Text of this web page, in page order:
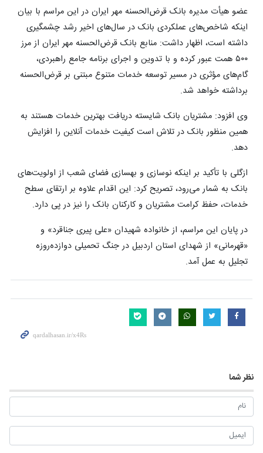
عضو هیأت مدیره بانک قرض‌الحسنه مهر ایران در این مراسم با بیان
اینکه شاخص‌های عملکردی بانک در سال‌های اخیر رشد چشمگیری
داشته است، اظهار داشت: منابع بانک قرض‌الحسنه مهر ایران از مرز
۵۰۰ همت عبور کرده و با تدوین و اجرای برنامه جامع راهبردی،
گام‌های مؤثری در مسیر توسعه خدمات متنوع مبتنی بر قرض‌الحسنه
برداشته خواهد شد.
وی افزود: مشتریان بانک شایسته دریافت بهترین خدمات هستند به
همین منظور بانک در تلاش است کیفیت خدمات آنلاین را افزایش
دهد.
ازگلی با تأکید بر اینکه نوسازی و بهسازی فضای شعب از اولویت‌های
بانک به شمار می‌رود، تصریح کرد: این اقدام علاوه بر ارتقای سطح
خدمات، حفظ کرامت مشتریان و کارکنان بانک را نیز در پی دارد.
در پایان این مراسم، از خانواده شهیدان «علی پیری جناقرد» و
«قهرمانی» از شهدای استان اردبیل در جنگ تحمیلی دوازده‌روزه
تجلیل به عمل آمد.
نظر شما